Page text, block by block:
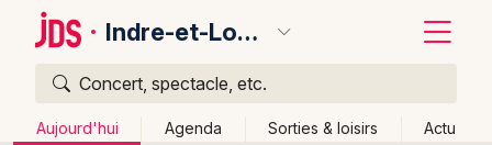
Indre-et-Loire
Concert, spectacle, etc.
Aujourd'hui Agenda Sorties & loisirs Actu
Quoi ?